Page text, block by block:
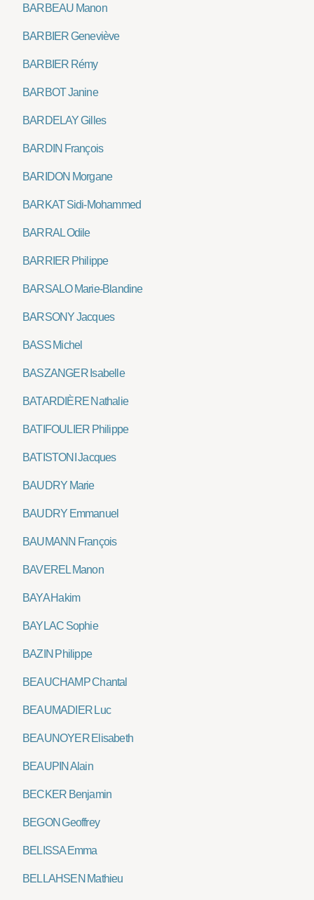
BARBEAU Manon
BARBIER Geneviève
BARBIER Rémy
BARBOT Janine
BARDELAY Gilles
BARDIN François
BARIDON Morgane
BARKAT Sidi-Mohammed
BARRAL Odile
BARRIER Philippe
BARSALO Marie-Blandine
BARSONY Jacques
BASS Michel
BASZANGER Isabelle
BATARDIÈRE Nathalie
BATIFOULIER Philippe
BATISTONI Jacques
BAUDRY Marie
BAUDRY Emmanuel
BAUMANN François
BAVEREL Manon
BAYA Hakim
BAYLAC Sophie
BAZIN Philippe
BEAUCHAMP Chantal
BEAUMADIER Luc
BEAUNOYER Elisabeth
BEAUPIN Alain
BECKER Benjamin
BEGON Geoffrey
BELISSA Emma
BELLAHSEN Mathieu